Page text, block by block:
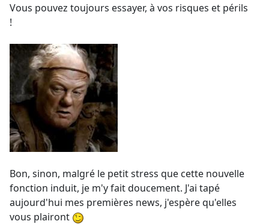
Vous pouvez toujours essayer, à vos risques et périls
!
Bon, sinon, malgré le petit stress que cette nouvelle
fonction induit, je m'y fait doucement. J'ai tapé
aujourd'hui mes premières news, j'espère qu'elles
vous plairont